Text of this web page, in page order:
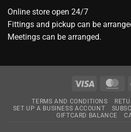
Online store open 24/7
Fittings and pickup can be
Meetings can be arranged.
Visa
TERMS AND CONDITIONS
SET UP A BUSINESS ACCOUNT
GIFTCARD BALANCE